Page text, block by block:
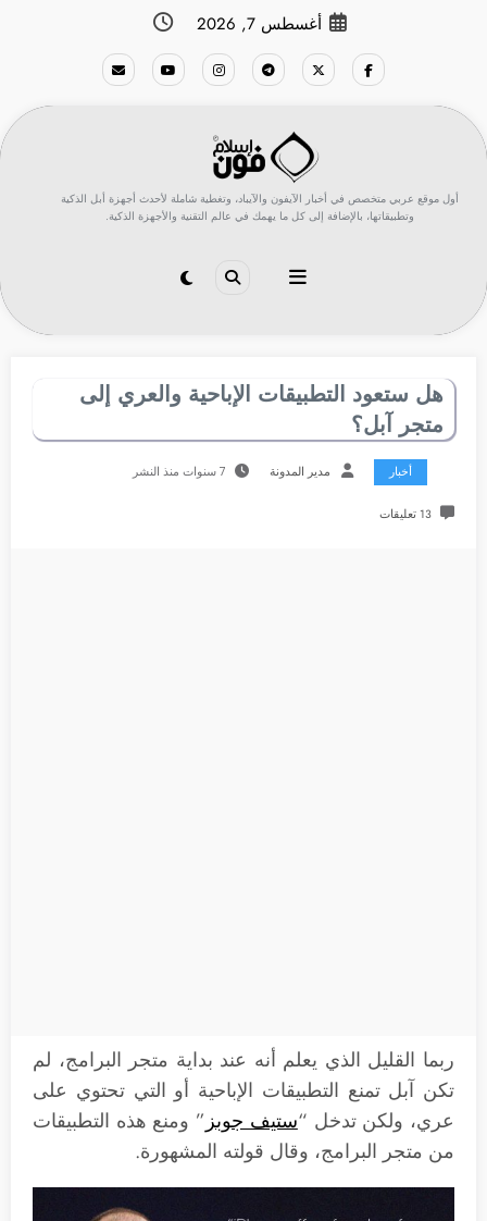
أغسطس 7, 2026
أول موقع عربي متخصص في أخبار الآيفون والآيباد، وتغطية شاملة لأحدث أجهزة أبل الذكية
وتطبيقاتها، بالإضافة إلى كل ما يهمك في عالم التقنية والأجهزة الذكية.
هل ستعود التطبيقات الإباحية والعري إلى
متجر آبل؟
أخبار مدير المدونة 7 سنوات منذ النشر
13 تعليقات
ربما القليل الذي يعلم أنه عند بداية متجر البرامج، لم
تكن آبل تمنع التطبيقات الإباحية أو التي تحتوي على
عري، ولكن تدخل “ستيف جوبز ” ومنع هذه التطبيقات
من متجر البرامج، وقال قولته المشهورة.